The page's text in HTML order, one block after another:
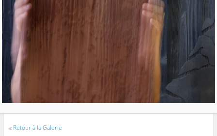
« Retour à la Galerie